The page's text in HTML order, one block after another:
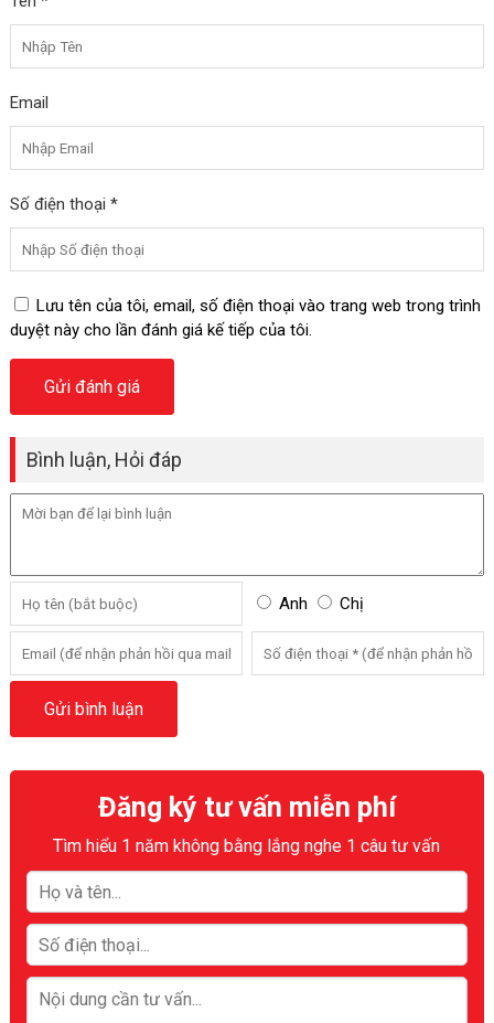
Email
Số điện thoại *
Lưu tên của tôi, email, số điện thoại vào trang web trong trình
duyệt này cho lần đánh giá kế tiếp của tôi.
Bình luận, Hỏi đáp
Anh Chị
Đăng ký tư vấn miễn phí
Tìm hiểu 1 năm không bằng lắng nghe 1 câu tư vấn